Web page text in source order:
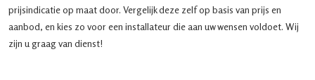
prijsindicatie op maat door. Vergelijk deze zelf op basis van prijs en
aanbod, en kies zo voor een installateur die aan uw wensen voldoet. Wij
zijn u graag van dienst!